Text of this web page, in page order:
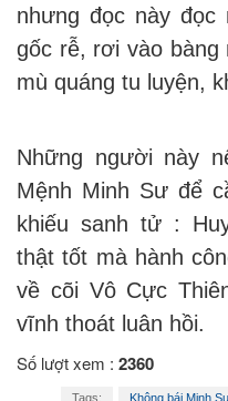
nhưng đọc này đọc
gốc rễ, rơi vào bàng
mù quáng tu luyện,
Những người này
Mệnh Minh Sư để
khiếu sanh tử :
thật tốt mà hành
về cõi Vô Cực
vĩnh thoát luân hồi.
Số lượt xem : 2360
Tags: Không bái Minh